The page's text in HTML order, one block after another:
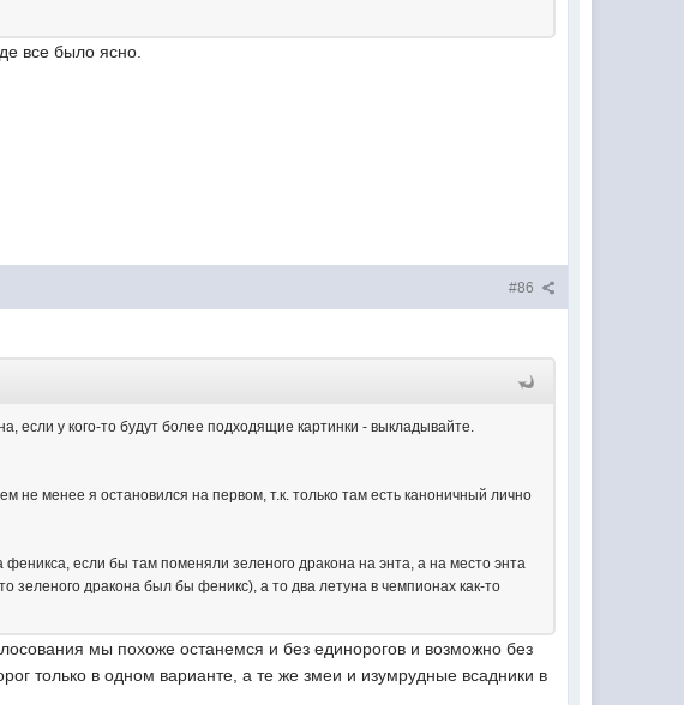
все было ясно.
#86
если у кого-то будут более подходящие картинки - выкладывайте.
не менее я остановился на первом, т.к. только там есть каноничный лично
если бы там поменяли зеленого дракона на энта, а на место энта
зеленого дракона был бы феникс), а то два летуна в чемпионах как-то
мы похоже останемся и без единорогов и возможно без
только в одном варианте, а те же змеи и изумрудные всадники в